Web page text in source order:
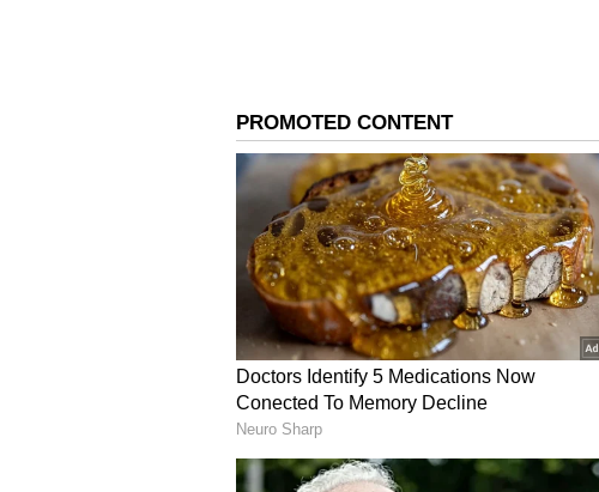
லோகேஷ் கனகராஜ் இயக்கத்தில்
மெகா ஹிட் வெற்றி பெற்ற
அதிகரித்துள்ளது. மேலும் இந்த
நடித்துள்ளதாகவும் கூறப்படுகிறது.
நிறைவடைவதற்கு முன்பே... இந்த
அடிக்கடி வெளியாகி ரசிகர்களை குஷி